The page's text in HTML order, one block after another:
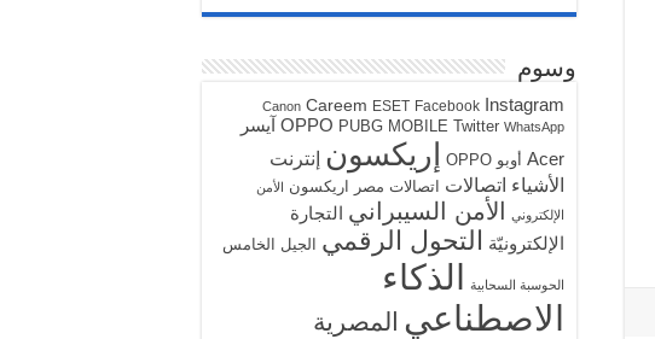
وسوم
Canon Careem ESET Facebook Instagram
OPPO PUBG MOBILE Twitter WhatsApp
آيسر
Acer أوبو OPPO إريكسون إنترنت
الأشياء اتصالات اتصالات مصر اريكسون الأمن
الإلكتروني الأمن السيبراني التجارة
الإلكترونيّة التحول الرقمي الجيل الخامس
الحوسبة السحابية الذكاء
الاصطناعي المصرية